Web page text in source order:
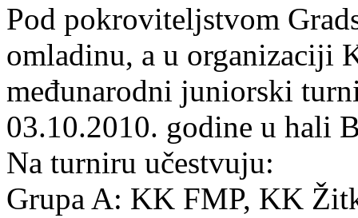
Pod pokroviteljstvom
omladinu, a u organizaciji
međunarodni juniorski
03.10.2010. godine u hali
Na turniru učestvuju:
Grupa A: KK FMP, KK